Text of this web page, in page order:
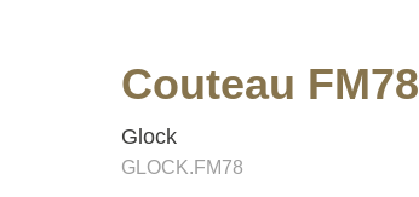
Couteau FM78
Glock
GLOCK.FM78